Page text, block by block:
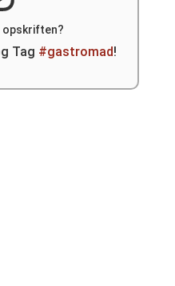
opskriften?
Tag #gastromad!